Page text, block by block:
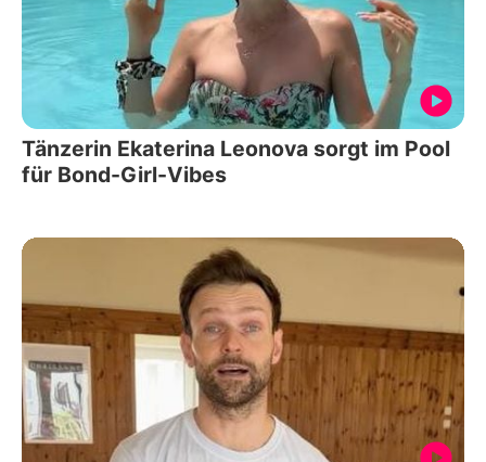
Tänzerin Ekaterina Leonova sorgt im Pool
für Bond-Girl-Vibes